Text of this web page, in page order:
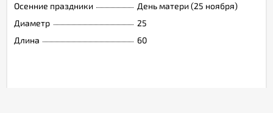
Осенние праздники
День матери (25 ноября)
Диаметр
25
Длина
60